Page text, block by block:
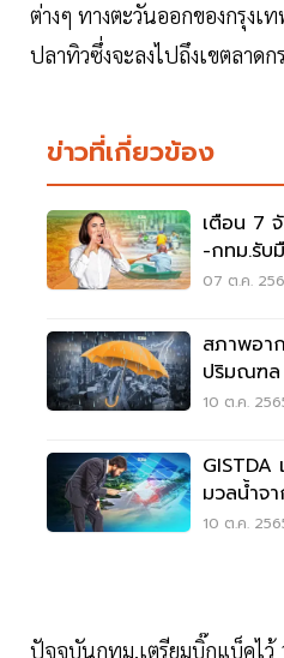
ต่างๆ ทางตะวันออกของกรุงเ
ปลาทิวซึ่งจะลงไปถึงเขตลาดก
ข่าวที่เกี่ยวข้อง
เตือน 7
-กทม.รับ
07 ต.ค.
สภาพอา
ปริมณฑ
10 ต.ค.
มวลน้ำจ
ภาคกลาง
10 ต.ค.
ปัจจุบันกทม.เตรียมบิ๊กแบ็คไว้